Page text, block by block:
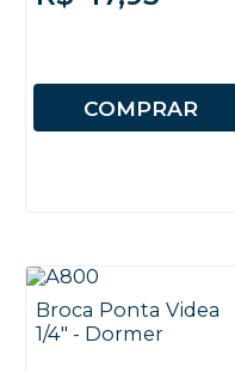
COMPRAR
Broca Ponta Videa
1/4" - Dormer